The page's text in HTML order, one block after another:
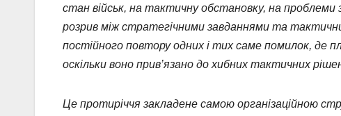
стан військ, на тактичну обстановку, на
розрив між стратегічними завданнями та
постійного повтору одних і тих саме помилок, де
оскільки воно прив’язано до хибних тактичних
Це протиріччя закладене самою організаційною